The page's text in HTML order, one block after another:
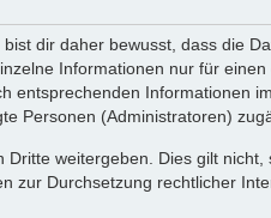
dir daher bewusst, dass die
Informationen nur für
Informationen
Personen (Administratoren)
weitergeben. Dies gilt
zur Durchsetzung rechtlicher